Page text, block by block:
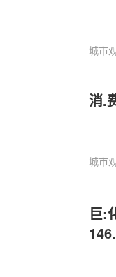
城市
消.
城市
巨: